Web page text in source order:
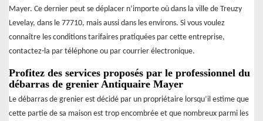
Mayer. Ce dernier peut se déplacer n’importe où dans la ville de Treuzy
Levelay, dans le 77710, mais aussi dans les environs. Si vous voulez
connaître les conditions tarifaires pratiquées par cette entreprise,
contactez-la par téléphone ou par courrier électronique.
Profitez des services proposés par le professionnel du
débarras de grenier Antiquaire Mayer
Le débarras de grenier est décidé par un propriétaire lorsqu’il estime que
cette partie de sa maison est trop encombrée et que nombreux parmi les